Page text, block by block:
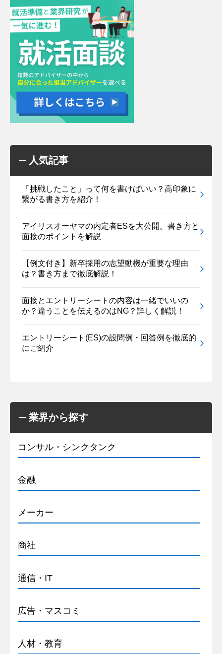
人気記事
「挑戦したこと」って何を書けばいい？高印象に
繋がる書き方を紹介！
アイリスオーヤマの内定者ESを大公開。書き方と
面接のポイントを解説
【例文付き】新卒採用の志望動機が重要な理由
は？書き方まで徹底解説！
面接とエントリーシートの内容は一緒でいいの
か？違うことを伝えるのはNG？詳しく解説！
エントリーシート(ES)の設問例・回答例を徹底的
にご紹介
業界から探す
コンサル・シンクタンク
金融
メーカー
商社
通信・IT
広告・マスコミ
人材・教育